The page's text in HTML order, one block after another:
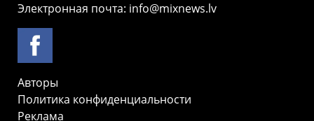
Электронная почта: info@mixnews.lv
Авторы
Политика конфиденциальности
Реклама